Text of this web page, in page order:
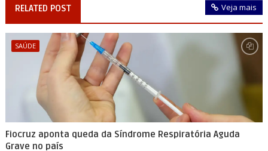
RELATED POST Veja mais
SAÚDE
Fiocruz aponta queda da Síndrome Respiratória Aguda
Grave no país